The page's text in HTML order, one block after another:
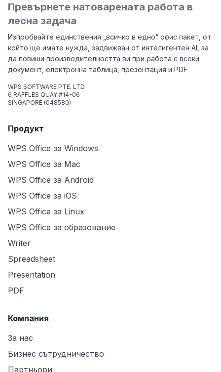
Превърнете натоварената работа в
лесна задача
Изпробвайте единствения „всичко в едно“ офис пакет, от
който ще имате нужда, задвижван от интелигентен AI, за
да повиши производителността ви при работа с всеки
документ, електронна таблица, презентация и PDF
WPS SOFTWARE PTE. LTD.
6 RAFFLES QUAY #14-06
SINGAPORE (048580)
Продукт
WPS Office за Windows
WPS Office за Mac
WPS Office за Android
WPS Office за iOS
WPS Office за Linux
WPS Office за образование
Writer
Spreadsheet
Presentation
PDF
Компания
За нас
Бизнес сътрудничество
Партньори